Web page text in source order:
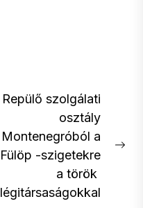
Repülő szolgálati
osztály
Montenegróból a
Fülöp -szigetekre
a török ​​
légitársaságokkal